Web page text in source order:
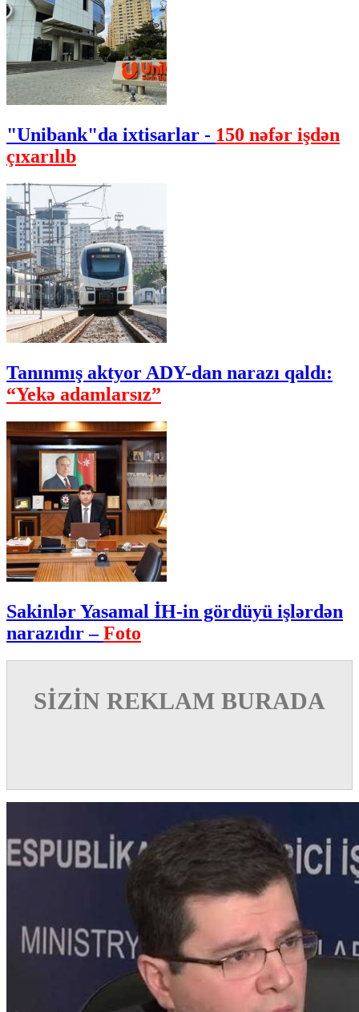
"Unibank"da ixtisarlar - 150 nəfər işdən
çıxarılıb
Tanınmış aktyor ADY-dan narazı qaldı:
“Yekə adamlarsız”
Sakinlər Yasamal İH-in gördüyü işlərdən
narazıdır –Foto
SİZİN REKLAM BURADA